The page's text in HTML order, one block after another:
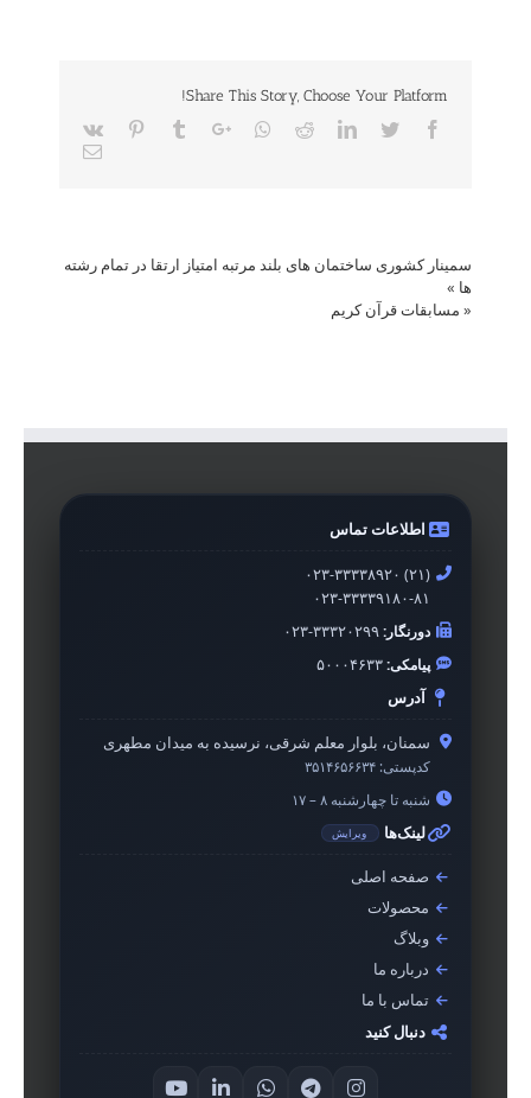
Share This Story, Choose Your Platform!
Facebook
Twitter
LinkedIn
Reddit
Whatsapp
Google+
Tumblr
Pinterest
Vk
Email
سمینار کشوری ساختمان های بلند مرتبه امتیاز ارتقا در تمام رشته
ها »
« مسابقات قرآن کریم
اطلاعات تماس
۰۲۳-۳۳۳۳۸۹۲۰ (۲۱)
۰۲۳-۳۳۳۳۹۱۸۰-۸۱
دورنگار:۰۲۳-۳۳۳۲۰۲۹۹
پیامکی:۵۰۰۰۴۶۳۳
آدرس
سمنان، بلوار معلم شرقی، نرسیده به میدان مطهری
کدپستی: ۳۵۱۴۶۵۶۶۳۴
شنبه تا چهارشنبه ۸ – ۱۷
لینک‌ها ویرایش
صفحه اصلی
محصولات
وبلاگ
درباره ما
تماس با ما
دنبال کنید